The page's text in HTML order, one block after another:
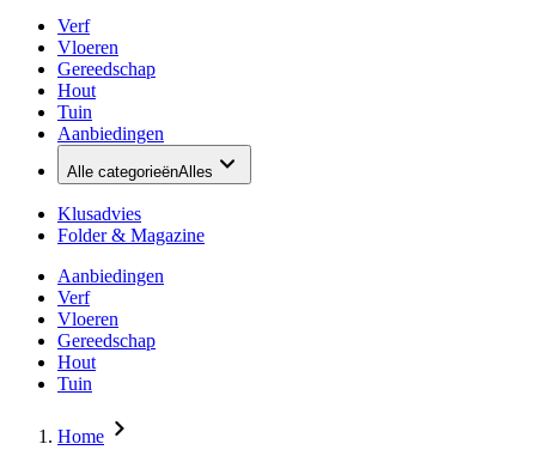
Verf
Vloeren
Gereedschap
Hout
Tuin
Aanbiedingen
Alle categorieënAlles
Klusadvies
Folder & Magazine
Aanbiedingen
Verf
Vloeren
Gereedschap
Hout
Tuin
Home